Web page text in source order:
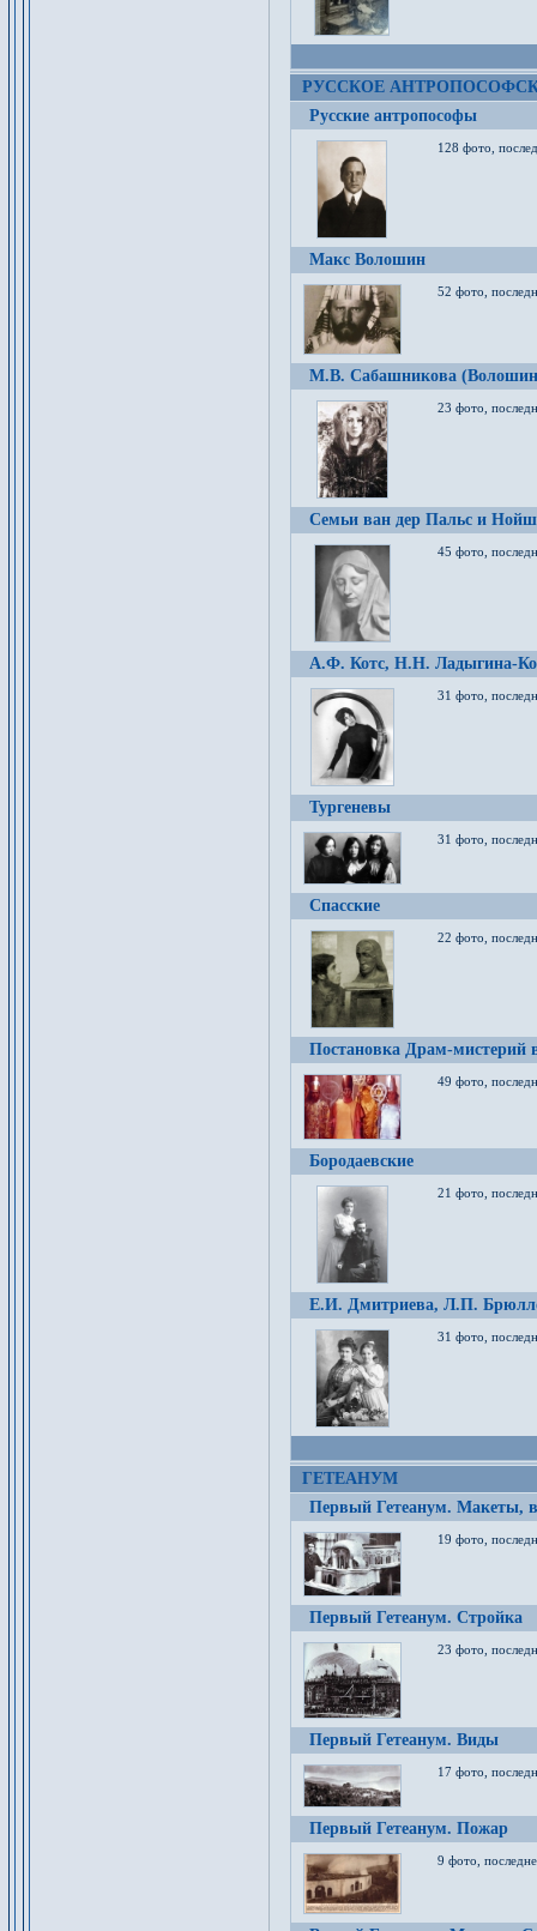
РУССКОЕ
Русские антропософы
128 фото,
Макс Волошин
52 фото,
М.В. Сабашникова
23 фото,
Семьи ван дер Пальс и
45 фото,
А.Ф. Котс, Н.Н. Ладыгина-
31 фото,
Тургеневы
31 фото,
Спасские
22 фото,
Постановка Драм-мистерий
49 фото,
Бородаевские
21 фото,
Е.И. Дмитриева, Л.П.
31 фото,
ГЕТЕАНУМ
Первый Гетеанум. Макеты,
19 фото,
Первый Гетеанум. Стройка
23 фото,
Первый Гетеанум. Виды
17 фото,
Первый Гетеанум. Пожар
9 фото,